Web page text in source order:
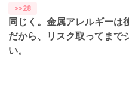
>>28
同じく。金属アレルギーは
だから、リスク取ってまで
い。